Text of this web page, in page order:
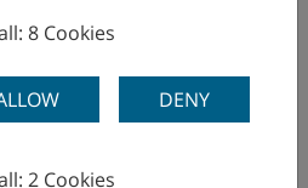
8 Cookies
DENY
2 Cookies